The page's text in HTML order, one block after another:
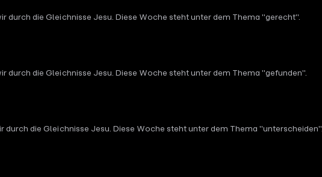
durch die Gleichnisse Jesu. Diese Woche steht unter dem Thema "gerecht".
durch die Gleichnisse Jesu. Diese Woche steht unter dem Thema "gefunden".
die Gleichnisse Jesu. Diese Woche steht unter dem Thema "unterscheiden".